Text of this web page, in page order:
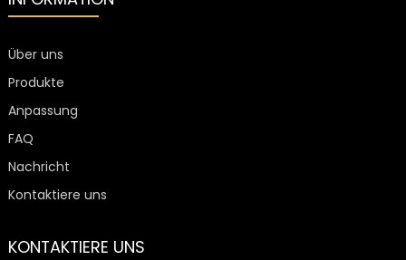
Über uns
Produkte
Anpassung
FAQ
Nachricht
Kontaktiere uns
KONTAKTIERE UNS